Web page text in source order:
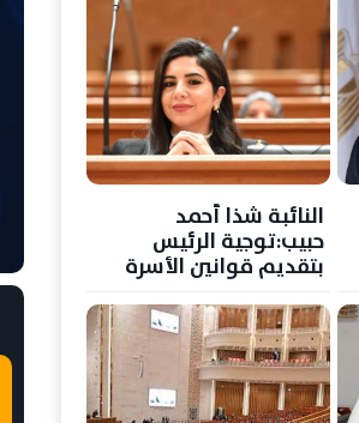
النائبة شذا أحمد
حبيب:توجية الرئيس
بتقديم قوانين الأسرة
توقيت حاسم